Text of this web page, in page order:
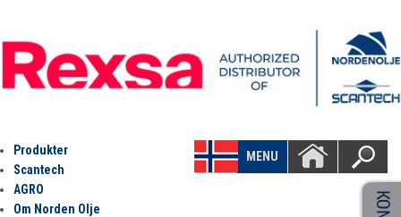
MENU
Produkter
Scantech
AGRO
Om Norden Olje